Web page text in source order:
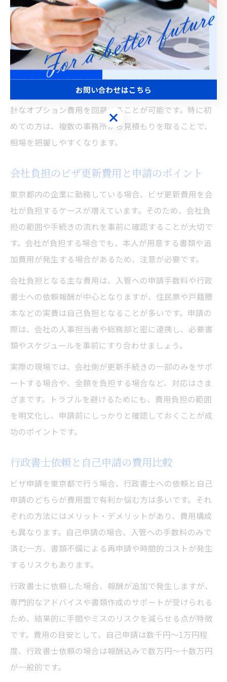
ることができます。また、申請書類は入管の公式サイト
からダウンロードし、自分で正確に準備することで、専
門家への依頼前に必要書類を揃え、追加費用を防げま
す。
さらに、行政書士への依頼を検討する場合でも、無料相
談を活用して自分に必要なサポート範囲を明確にし、余
計なオプション費用を回避することが可能です。特に初
めての方は、複数の事務所から見積もりを取ることで、
相場を把握しやすくなります。
会社負担のビザ更新費用と申請のポイント
東京都内の企業に勤務している場合、ビザ更新費用を会
社が負担するケースが増えています。そのため、会社負
担の範囲や手続きの流れを事前に確認することが大切で
す。会社が負担する場合でも、本人が用意する書類や追
加費用が発生する場合があるため、注意が必要です。
会社負担となる主な費用は、入管への申請手数料や行政
書士への依頼報酬が中心となりますが、住民票や戸籍謄
本などの実費は自己負担となることが多いです。申請の
際は、会社の人事担当者や総務部と密に連携し、必要書
類やスケジュールを事前にすり合わせましょう。
実際の現場では、会社側が更新手続きの一部のみをサポ
ートする場合や、全額を負担する場合など、対応はさま
ざまです。トラブルを避けるためにも、費用負担の範囲
を明文化し、申請前にしっかりと確認しておくことが成
功のポイントです。
行政書士依頼と自己申請の費用比較
ビザ申請を東京都で行う場合、行政書士への依頼と自己
申請のどちらが費用面で有利か悩む方は多いです。それ
ぞれの方法にはメリット・デメリットがあり、費用構成
も異なります。自己申請の場合、入管への手数料のみで
済む一方、書類不備による再申請や時間的コストが発生
するリスクもあります。
行政書士に依頼した場合、報酬が追加で発生しますが、
専門的なアドバイスや書類作成のサポートが受けられる
ため、結果的に手間やミスのリスクを減らせる点が特徴
です。費用の目安として、自己申請は数千円〜1万円程
度、行政書士依頼の場合は報酬込みで数万円〜十数万円
が一般的です。
お問い合わせはこちら
お問い合わせはこちら